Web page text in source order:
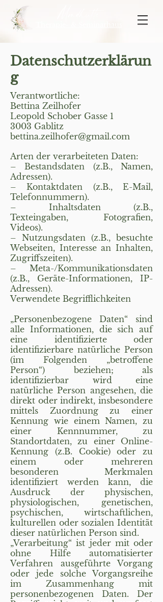
Datenschutzerklärun
g
Verantwortliche:
Bettina Zeilhofer
Leopold Schober Gasse 1
3003 Gablitz
bettina.zeilhofer@gmail.com
Arten der verarbeiteten Daten:
– Bestandsdaten (z.B., Namen,
Adressen).
– Kontaktdaten (z.B., E-Mail,
Telefonnummern).
– Inhaltsdaten (z.B.,
Texteingaben, Fotografien,
Videos).
– Nutzungsdaten (z.B., besuchte
Webseiten, Interesse an Inhalten,
Zugriffszeiten).
– Meta-/Kommunikationsdaten
(z.B., Geräte-Informationen, IP-
Adressen).
Verwendete Begrifflichkeiten
„Personenbezogene Daten“ sind
alle Informationen, die sich auf
eine identifizierte oder
identifizierbare natürliche Person
(im Folgenden „betroffene
Person“) beziehen; als
identifizierbar wird eine
natürliche Person angesehen, die
direkt oder indirekt, insbesondere
mittels Zuordnung zu einer
Kennung wie einem Namen, zu
einer Kennnummer, zu
Standortdaten, zu einer Online-
Kennung (z.B. Cookie) oder zu
einem oder mehreren
besonderen Merkmalen
identifiziert werden kann, die
Ausdruck der physischen,
physiologischen, genetischen,
psychischen, wirtschaftlichen,
kulturellen oder sozialen Identität
dieser natürlichen Person sind.
„Verarbeitung“ ist jeder mit oder
ohne Hilfe automatisierter
Verfahren ausgeführte Vorgang
oder jede solche Vorgangsreihe
im Zusammenhang mit
personenbezogenen Daten. Der